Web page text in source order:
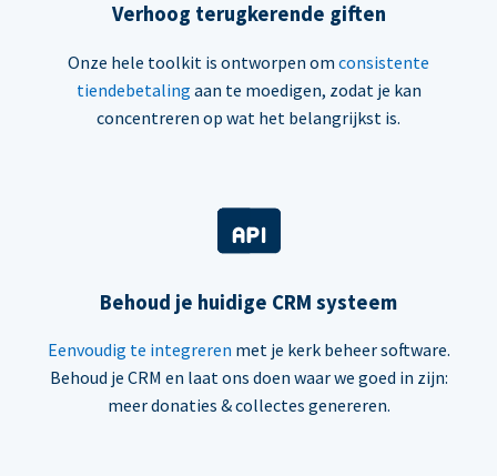
Verhoog terugkerende giften
Onze hele toolkit is ontworpen om consistente
tiendebetaling aan te moedigen, zodat je kan
concentreren op wat het belangrijkst is.
Behoud je huidige CRM systeem
Eenvoudig te integreren met je kerk beheer software.
Behoud je CRM en laat ons doen waar we goed in zijn:
meer donaties & collectes genereren.